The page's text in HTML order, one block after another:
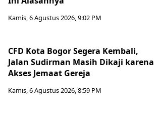
Kamis, 6 Agustus 2026, 9:02 PM
CFD Kota Bogor Segera Kembali,
Jalan Sudirman Masih Dikaji karena
Akses Jemaat Gereja
Kamis, 6 Agustus 2026, 8:59 PM